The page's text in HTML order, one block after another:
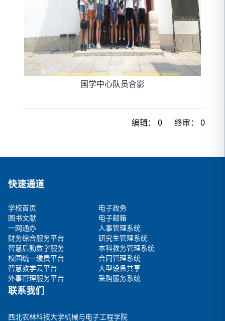
国学中心队员合影
编辑： 0 终审： 0
快速通道
学校首页
电子政务
图书文献
电子邮箱
一网通办
人事管理系统
财务综合服务平台
研究生管理系统
智慧后勤数字服务
本科教务管理系统
校园统一缴费平台
合同管理系统
智慧教学云平台
大型设备共享
外事管理服务平台
采购服务系统
联系我们
西北农林科技大学机械与电子工程学院